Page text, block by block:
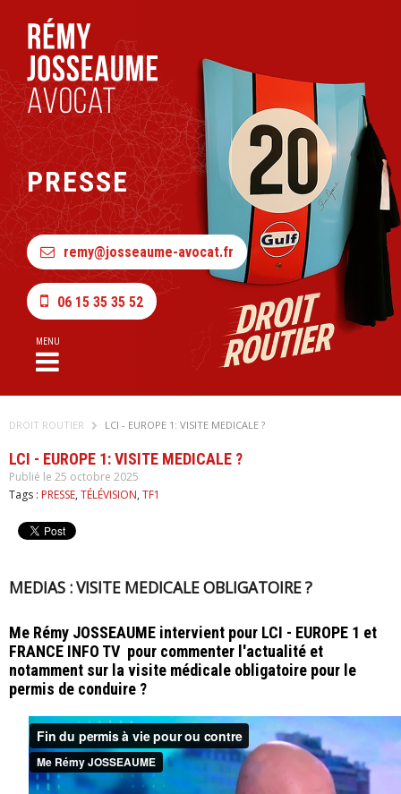
PRESSE
remy@josseaume-avocat.fr
06 15 35 35 52
MENU
DROIT ROUTIER LCI - EUROPE 1: VISITE MEDICALE ?
LCI - EUROPE 1: VISITE MEDICALE ?
Publié le 25 octobre 2025
Tags : PRESSE, TÉLÉVISION, TF1
MEDIAS : VISITE MEDICALE OBLIGATOIRE ?
Me Rémy JOSSEAUME intervient pour LCI - EUROPE 1 et
FRANCE INFO TV pour commenter l'actualité et
notamment sur la visite médicale obligatoire pour le
permis de conduire ?